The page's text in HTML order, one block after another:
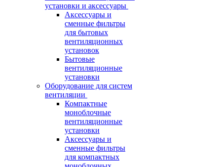
установки и аксессуары
Аксессуары и
сменные фильтры
для бытовых
вентиляционных
установок
Бытовые
вентиляционные
установки
Оборудование для систем
вентиляции
Компактные
моноблочные
вентиляционные
установки
Аксессуары и
сменные фильтры
для компактных